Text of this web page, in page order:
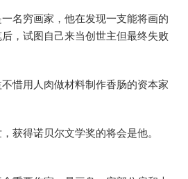
一名穷画家，他在发现一支能将画的
，试图自己来当创世主但最终失败
不惜用人肉做材料制作香肠的资本家
获得诺贝尔文学奖的将会是他。